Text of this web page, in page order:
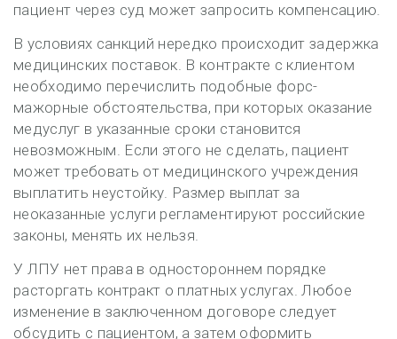
пациент через суд может запросить компенсацию.
В условиях санкций нередко происходит задержка
медицинских поставок. В контракте с клиентом
необходимо перечислить подобные форс-
мажорные обстоятельства, при которых оказание
медуслуг в указанные сроки становится
невозможным. Если этого не сделать, пациент
может требовать от медицинского учреждения
выплатить неустойку. Размер выплат за
неоказанные услуги регламентируют российские
законы, менять их нельзя.
У ЛПУ нет права в одностороннем порядке
расторгать контракт о платных услугах. Любое
изменение в заключенном договоре следует
обсудить с пациентом, а затем оформить